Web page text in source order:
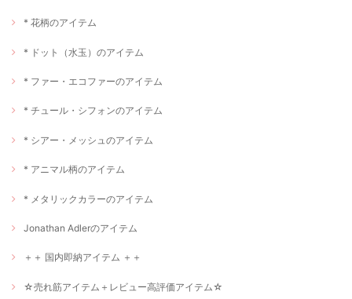
* 花柄のアイテム
* ドット（水玉）のアイテム
* ファー・エコファーのアイテム
* チュール・シフォンのアイテム
* シアー・メッシュのアイテム
* アニマル柄のアイテム
* メタリックカラーのアイテム
Jonathan Adlerのアイテム
＋＋ 国内即納アイテム ＋＋
☆売れ筋アイテム＋レビュー高評価アイテム☆